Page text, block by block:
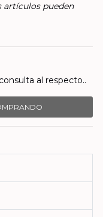
artículos pueden
al respecto..